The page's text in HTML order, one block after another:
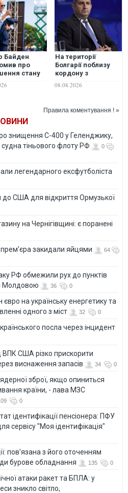
Байден
про
стану
На території
Болгарії поблизу
кордону з
вибухнув
08.08.2026
Правила коментування ! »
знищення С-400 у Геленджику,
тіньового флоту РФ
0
легендарного ексфутболіста
до США для відкриття Ормузької
на Чернігівщині: є поранені
закидали яйцями
64
РФ обмежили рух до пунктів
Молдовою
36 0
євро на українську енергетику та
одного з міст
32 0
посла через інцидент
ВПК США різко прискорити
виснаження запасів
34 0
зброї, якщо опиниться
країни, - лава МЗС
0
ідентифікації пенсіонера: ПФУ
сервісу "Моя ідентифікація"
пов'язана з його оточенням
бурове обладнання
135 0
атаки ракет та БПЛА: у
зникло світло,